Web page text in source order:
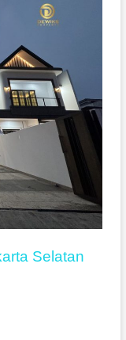
Selatan